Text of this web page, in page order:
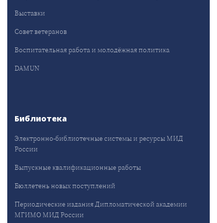
Выставки
Совет ветеранов
Воспитательная работа и молодёжная политика
DAMUN
Библиотека
Электронно-библиотечные системы и ресурсы МИД
России
Выпускные квалификационные работы
Бюллетень новых поступлений
Периодические издания Дипломатической академии
МГИМО МИД России